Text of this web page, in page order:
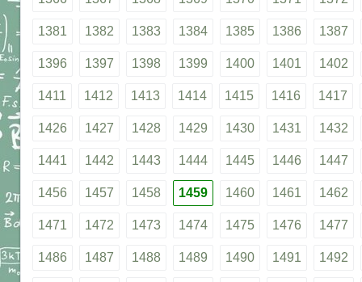
1381 1382 1383 1384 1385 1386 1387
1396 1397 1398 1399 1400 1401 1402
1411 1412 1413 1414 1415 1416 1417
1426 1427 1428 1429 1430 1431 1432
1441 1442 1443 1444 1445 1446 1447
1456 1457 1458 1459 1460 1461 1462
1471 1472 1473 1474 1475 1476 1477
1486 1487 1488 1489 1490 1491 1492